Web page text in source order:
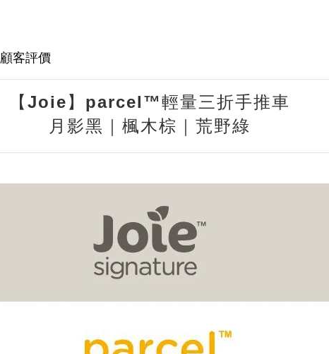
顧客評價
【Joie】parcel™輕量三折手推車
月影黑｜楓木棕｜荒野綠